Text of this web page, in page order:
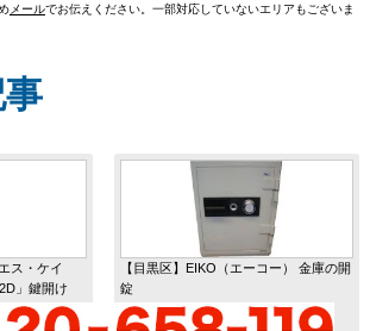
メールでお伝えください。一部対応していないエリアもございま
ス・ケイ
」鍵開け
【目黒区】EIKO（エーコー） 金庫の開
錠